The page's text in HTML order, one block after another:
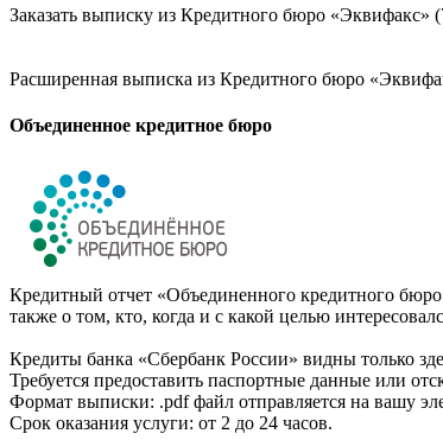
Заказать выписку из Кредитного бюро «Эквифакс»
Расширенная выписка из Кредитного бюро
Объединенное кредитное бюро
Кредитный отчет «Объединенного кредитного
также о том, кто, когда и с какой целью
Кредиты банка «Сбербанк России» видны только
Требуется предоставить паспортные данные или
Формат выписки: .pdf файл отправляется на вашу
Срок оказания услуги: от 2 до 24 часов.